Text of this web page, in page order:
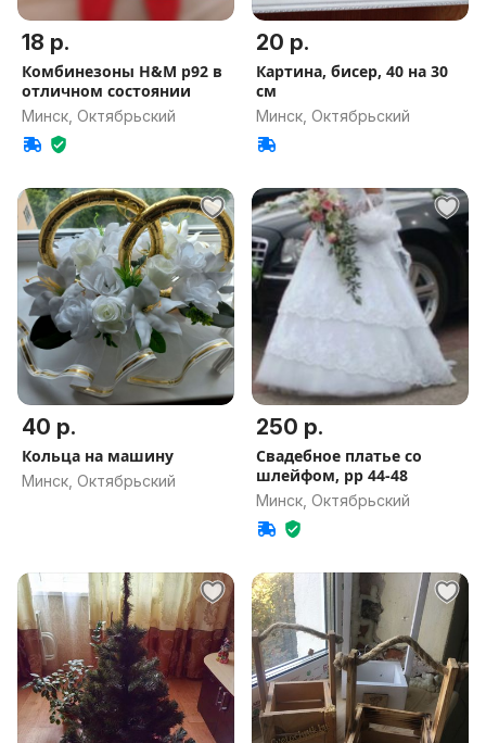
18 р.
Комбинезоны H&M р92 в
отличном состоянии
Минск, Октябрьский
20 р.
Картина, бисер, 40 на 30
см
Минск, Октябрьский
40 р.
Кольца на машину
Минск, Октябрьский
250 р.
Свадебное платье со
шлейфом, рр 44-48
Минск, Октябрьский